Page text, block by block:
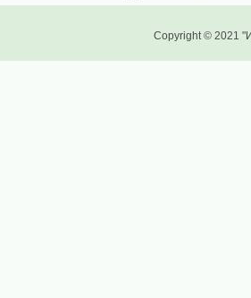
Copyright © 2021